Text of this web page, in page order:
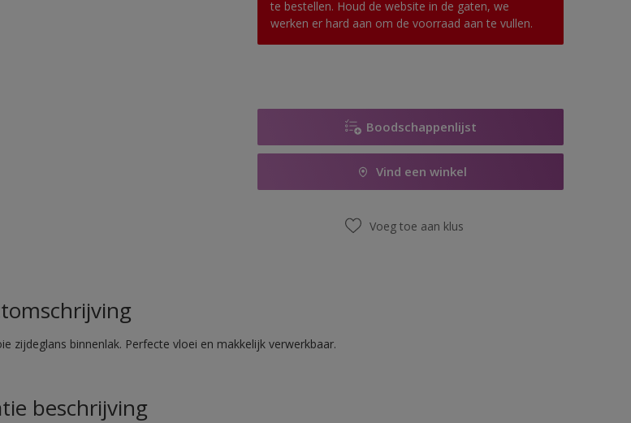
te bestellen. Houd de website in de gaten, we
werken er hard aan om de voorraad aan te vullen.
Boodschappenlijst
Vind een winkel
Voeg toe aan klus
zijdeglans binnenlak. Perfecte vloei en makkelijk verwerkbaar.
beschrijving